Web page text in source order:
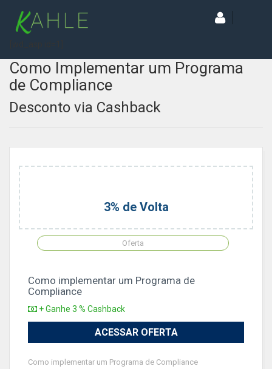
Como Implementar um Programa
de Compliance
Desconto via Cashback
3% de Volta
Oferta
Como implementar um Programa de
Compliance
+ Ganhe 3 % Cashback
ACESSAR OFERTA
Como implementar um Programa de Compliance